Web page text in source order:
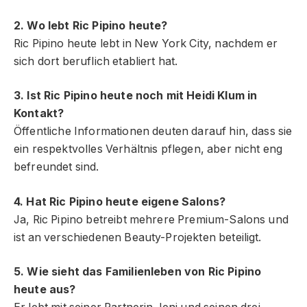
2. Wo lebt Ric Pipino heute?
Ric Pipino heute lebt in New York City, nachdem er
sich dort beruflich etabliert hat.
3. Ist Ric Pipino heute noch mit Heidi Klum in
Kontakt?
Öffentliche Informationen deuten darauf hin, dass sie
ein respektvolles Verhältnis pflegen, aber nicht eng
befreundet sind.
4. Hat Ric Pipino heute eigene Salons?
Ja, Ric Pipino betreibt mehrere Premium-Salons und
ist an verschiedenen Beauty-Projekten beteiligt.
5. Wie sieht das Familienleben von Ric Pipino
heute aus?